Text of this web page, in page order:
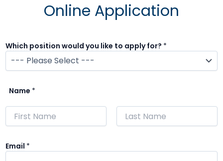
Online Application
Which position would you like to apply for? *
Name *
Email *